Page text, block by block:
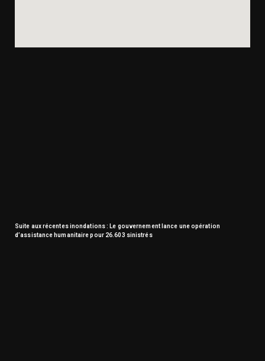
Suite aux récentes inondations : Le gouvernement lance une opération
d’assistance humanitaire pour 26.603 sinistrés